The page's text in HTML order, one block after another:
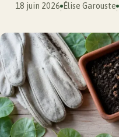
18 juin 2026
·
Élise Garouste
·